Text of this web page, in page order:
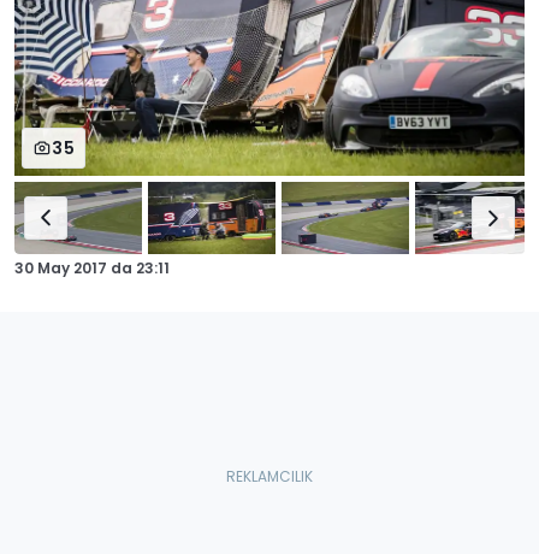
35
30 May 2017 da 23:11